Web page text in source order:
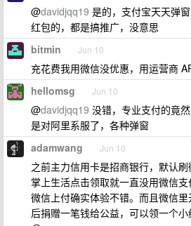
@davidjqq19 是的，支付宝天天弹
红包的，都是搞推广，没意思
bitmin Jun 10
充花费我用微信没优惠，用运营商
hellomsg Jun 10
@davidjqq19 没错，专业支付的竟
是对阿里系服了，各种弹窗
adamwang Jun 10
之前主力信用卡是招商银行，默认
掌上生活点击领取就一直没用微信
微信上付确实体验不错。而且微信
后捐赠一笔钱给公益，可以领一个小